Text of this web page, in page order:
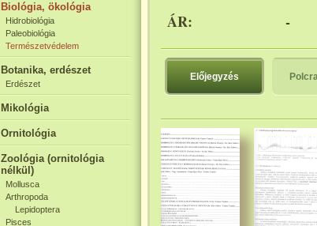
Biológia, ökológia
Hidrobiológia
Paleobiológia
Természetvédelem
Botanika, erdészet
Erdészet
Mikológia
Ornitológia
Zoológia (ornitológia
nélkül)
Mollusca
Arthropoda
Lepidoptera
Pisces
ÁR: -
Előjegyzés